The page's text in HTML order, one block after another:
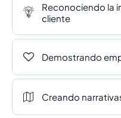
Reconociendo la
cliente
Demostrando
Creando